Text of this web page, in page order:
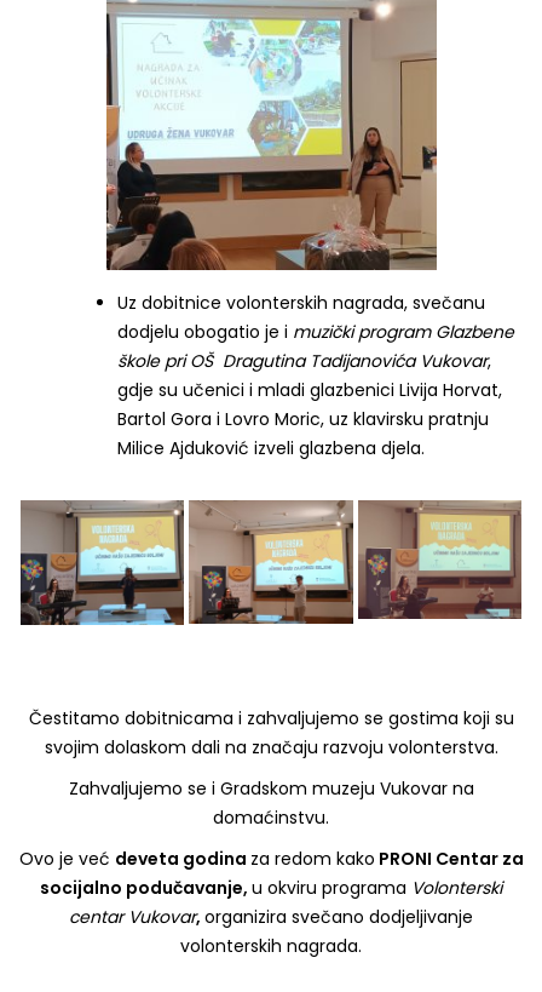
Uz dobitnice volonterskih nagrada, svečanu
dodjelu obogatio je i muzički program Glazbene
škole pri OŠ Dragutina Tadijanovića Vukovar,
gdje su učenici i mladi glazbenici Livija Horvat,
Bartol Gora i Lovro Moric, uz klavirsku pratnju
Milice Ajduković izveli glazbena djela.
Čestitamo dobitnicama i zahvaljujemo se gostima koji su
svojim dolaskom dali na značaju razvoju volonterstva.
Zahvaljujemo se i Gradskom muzeju Vukovar na
domaćinstvu.
Ovo je već deveta godina za redom kako PRONI Centar za
socijalno podučavanje, u okviru programa Volonterski
centar Vukovar, organizira svečano dodjeljivanje
volonterskih nagrada.